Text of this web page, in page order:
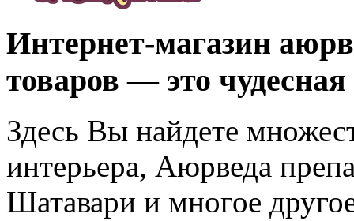
Интернет-магазин
товаров — это
Здесь Вы найдете
интерьера, Аюрведа
Шатавари и многое